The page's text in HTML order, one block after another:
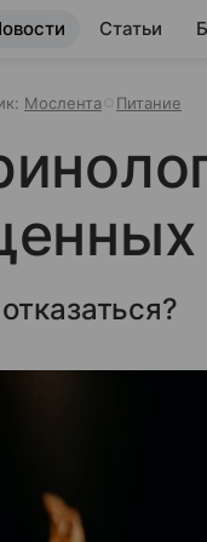
Статьи
Мослента Питание